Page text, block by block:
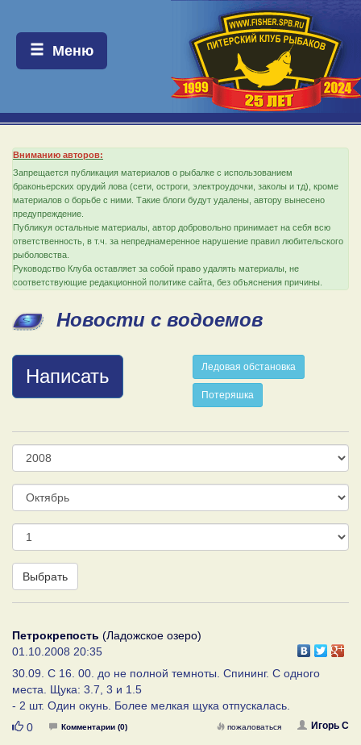
Меню:
Меню
Вниманию авторов:
Запрещается публикация материалов о рыбалке с использованием
браконьерских орудий лова (сети, остроги, электроудочки, заколы и тд), кроме
материалов о борьбе с ними. Такие блоги будут удалены, автору вынесено
предупреждение.
Публикуя остальные материалы, автор добровольно принимает на себя всю
ответственность, в т.ч. за непреднамеренное нарушение правил любительского
рыболовства.
Руководство Клуба оставляет за собой право удалять материалы, не
соответствующие редакционной политике сайта, без объяснения причины.
Новости с водоемов
Написать Ледовая обстановка
Потеряшка
Год
Месяц
День
Выбрать
Петрокрепость (Ладожское озеро)
01.10.2008 20:35
30.09. С 16. 00. до не полной темноты. Спининг. С одного
места. Щука: 3.7, 3 и 1.5
- 2 шт. Один окунь. Более мелкая щука отпускалась.
Нравится
0 Комментарии (0) Игорь С
пожаловаться